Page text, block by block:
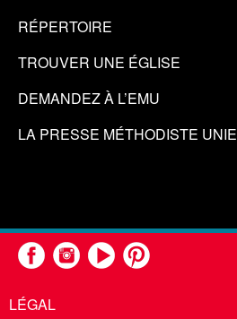
RÉPERTOIRE
TROUVER UNE ÉGLISE
DEMANDEZ À L’EMU
LA PRESSE MÉTHODISTE UNIE
LÉGAL